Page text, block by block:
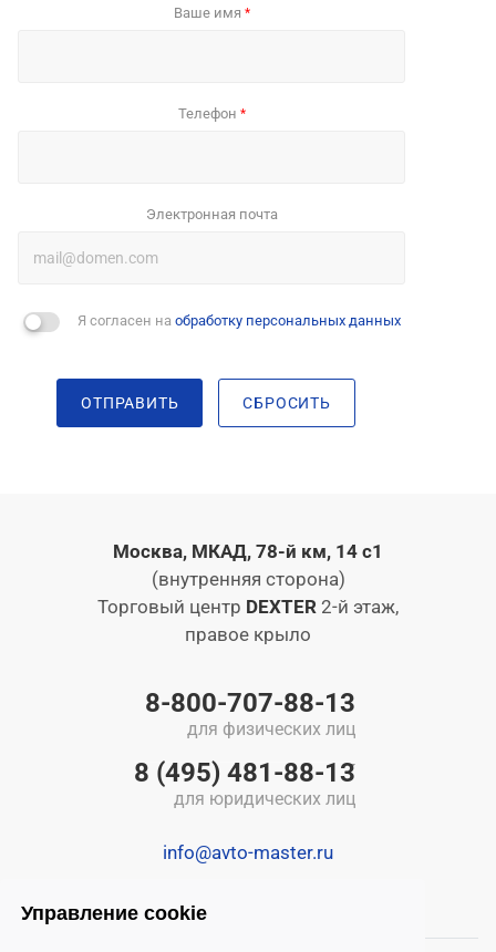
Управление cookie
Ваше имя *
Телефон *
Электронная почта
Я согласен на обработку персональных данных
ОТПРАВИТЬ СБРОСИТЬ
Москва, МКАД, 78-й км, 14 с1
(внутренняя сторона)
Торговый центр DEXTER 2-й этаж,
правое крыло
8-800-707-88-13
для физических лиц
8 (495) 481-88-13
для юридических лиц
info@avto-master.ru